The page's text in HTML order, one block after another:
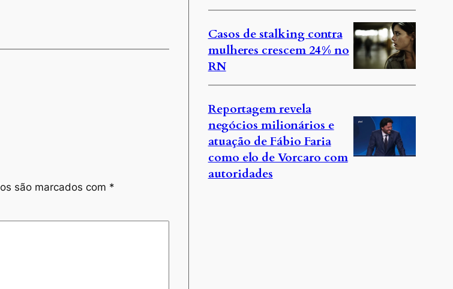
são marcados com *
Casos de stalking contra
mulheres crescem 24% no
RN
Reportagem revela
negócios milionários e
atuação de Fábio Faria
como elo de Vorcaro com
autoridades